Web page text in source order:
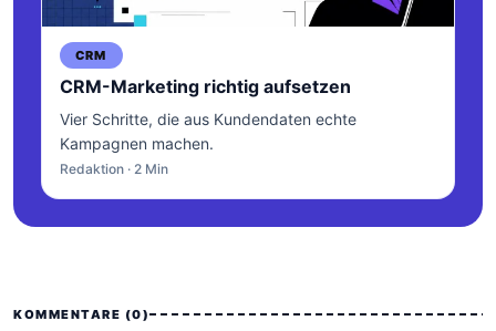
CRM
CRM-Marketing richtig aufsetzen
Vier Schritte, die aus Kundendaten echte
Kampagnen machen.
Redaktion · 2 Min
KOMMENTARE (0)